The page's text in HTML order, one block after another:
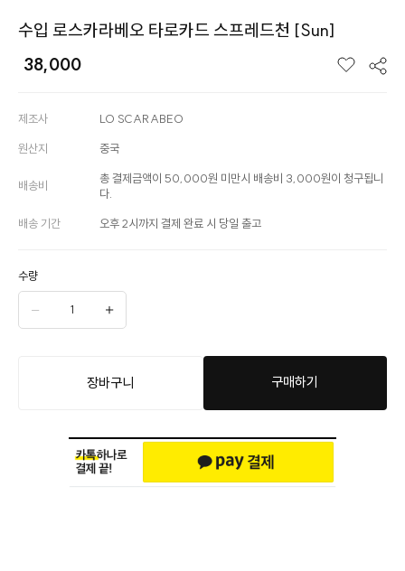
수입 로스카라베오 타로카드 스프레드천 [Sun]
38,000
제조사 LO SCARABEO
원산지 중국
배송비
총 결제금액이 50,000원 미만시 배송비 3,000원이 청구됩니
다.
배송 기간 오후 2시까지 결제 완료 시 당일 출고
수량
장바구니 구매하기